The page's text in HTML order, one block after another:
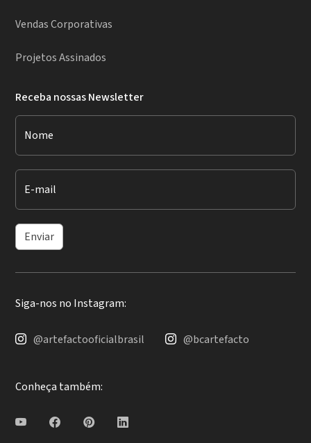
Vendas Corporativas
Projetos Assinados
Receba nossas Newsletter
Nome
E-mail
Enviar
Siga-nos no Instagram:
@artefactooficialbrasil @bcartefacto
Conheça também: